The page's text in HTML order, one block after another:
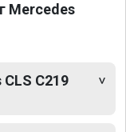
Mercedes
C219